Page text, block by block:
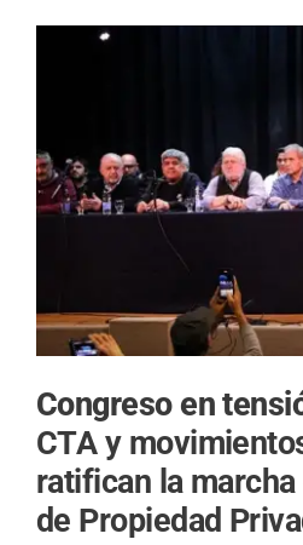
Congreso en
CTA y
ratifican la
de Propiedad